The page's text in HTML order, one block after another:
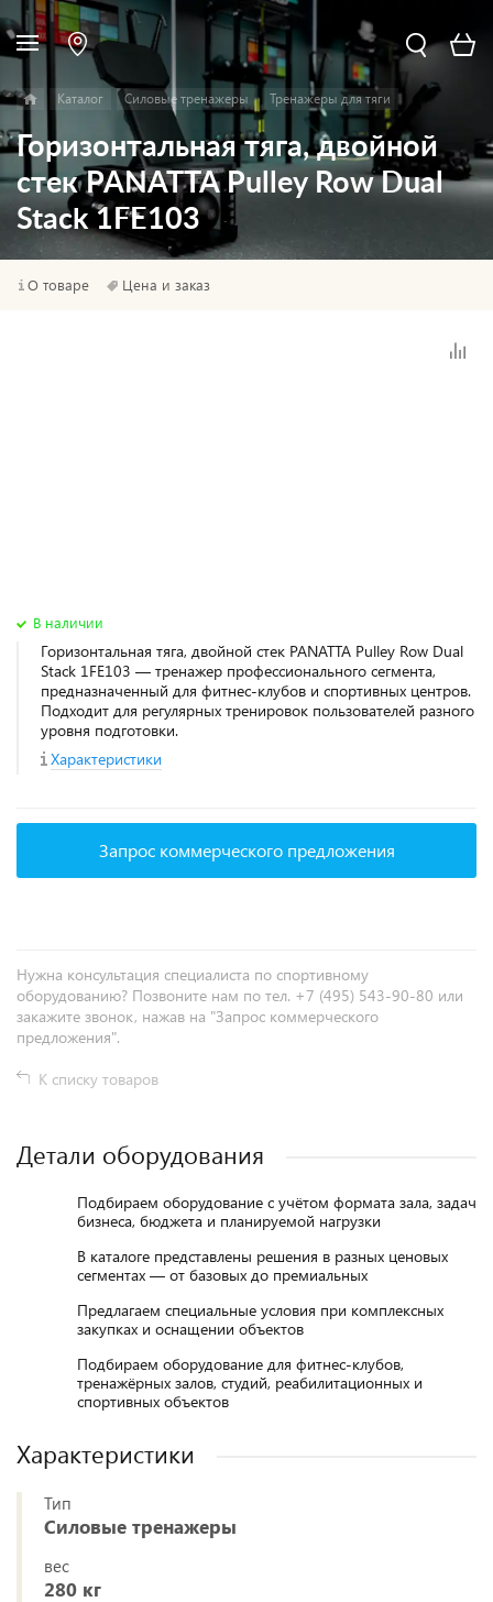
Каталог Силовые тренажеры Тренажеры для тяги
Горизонтальная тяга, двойной
стек PANATTA Pulley Row Dual
Stack 1FE103
О товаре Цена и заказ
В наличии
Горизонтальная тяга, двойной стек PANATTA Pulley Row Dual
Stack 1FE103 — тренажер профессионального сегмента,
предназначенный для фитнес‑клубов и спортивных центров.
Подходит для регулярных тренировок пользователей разного
уровня подготовки.
Характеристики
Запрос коммерческого предложения
Нужна консультация специалиста по спортивному
оборудованию? Позвоните нам по тел. +7 (495) 543-90-80 или
закажите звонок, нажав на "Запрос коммерческого
предложения".
К списку товаров
Детали оборудования
Подбираем оборудование с учётом формата зала, задач
бизнеса, бюджета и планируемой нагрузки
В каталоге представлены решения в разных ценовых
сегментах — от базовых до премиальных
Предлагаем специальные условия при комплексных
закупках и оснащении объектов
Подбираем оборудование для фитнес-клубов,
тренажёрных залов, студий, реабилитационных и
спортивных объектов
Характеристики
Тип
Силовые тренажеры
вес
280 кг